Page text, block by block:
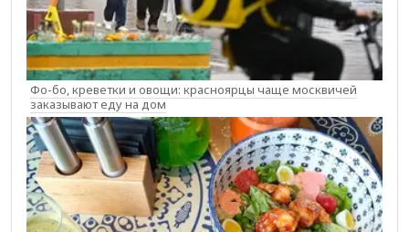
Фо-бо, креветки и овощи: красноярцы чаще москвичей
заказывают еду на дом